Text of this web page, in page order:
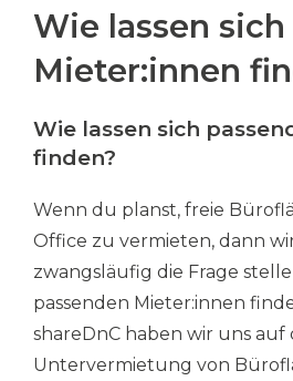
Wie lassen
Mieter:innen
Wie lassen sich
finden?
Wenn du planst, freie
Office zu vermieten, dann
zwangsläufig die Frage
passenden Mieter:innen
shareDnC haben wir uns auf
Untervermietung von